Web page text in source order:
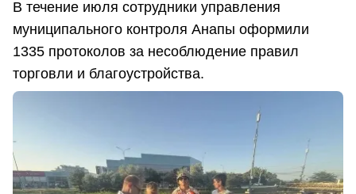
В течение июля сотрудники управления
муниципального контроля Анапы оформили
1335 протоколов за несоблюдение правил
торговли и благоустройства.